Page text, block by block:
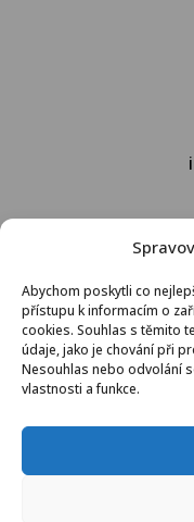
Abychom poskytli co
přístupu k informacím o
cookies. Souhlas s těmito
údaje, jako je chování při
Nesouhlas nebo odvolání
vlastnosti a funkce.
•
© 2021 Žehli.cz